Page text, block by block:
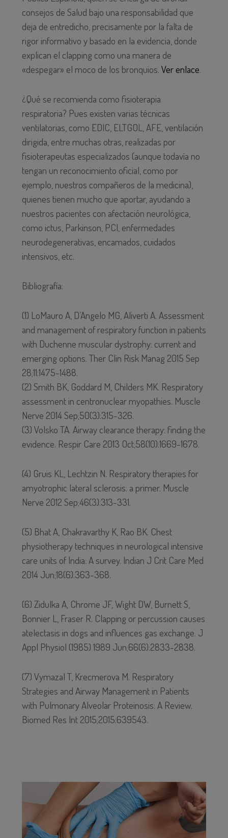
consejos de Salud bajo una responsabilidad que
deja de entredicho, precisamente por la falta de
rigor informativo y basado en la evidencia, donde
explican el clapping como una manera de
«despegar» el moco de los bronquios. Ver enlace.
¿Qué se recomienda como fisioterapia
respiratoria? Pues existen varias técnicas
ventilatorias, como EDIC, ELTGOL, AFE, ventilación
dirigida, entre muchas otras, realizadas por
fisioterapeutas especializados (aunque todavía no
tengan un reconocimiento oficial, como por
ejemplo, nuestros compañeros de la medicina),
quienes tienen mucho que aportar, ayudando a
nuestros pacientes con afectación neurológica,
como ictus, Parkinson, PCI, enfermedades
neurodegenerativas, encamados, cuidados
intensivos, etc.
Bibliografía:
(1) LoMauro A, D’Angelo MG, Aliverti A. Assessment
and management of respiratory function in patients
with Duchenne muscular dystrophy: current and
emerging options. Ther Clin Risk Manag 2015 Sep
28;11:1475-1488.
(2) Smith BK, Goddard M, Childers MK. Respiratory
assessment in centronuclear myopathies. Muscle
Nerve 2014 Sep;50(3):315-326.
(3) Volsko TA. Airway clearance therapy: finding the
evidence. Respir Care 2013 Oct;58(10):1669-1678.
(4) Gruis KL, Lechtzin N. Respiratory therapies for
amyotrophic lateral sclerosis: a primer. Muscle
Nerve 2012 Sep;46(3):313-331.
(5) Bhat A, Chakravarthy K, Rao BK. Chest
physiotherapy techniques in neurological intensive
care units of India: A survey. Indian J Crit Care Med
2014 Jun;18(6):363-368.
(6) Zidulka A, Chrome JF, Wight DW, Burnett S,
Bonnier L, Fraser R. Clapping or percussion causes
atelectasis in dogs and influences gas exchange. J
Appl Physiol (1985) 1989 Jun;66(6):2833-2838.
(7) Vymazal T, Krecmerova M. Respiratory
Strategies and Airway Management in Patients
with Pulmonary Alveolar Proteinosis: A Review.
Biomed Res Int 2015;2015:639543.